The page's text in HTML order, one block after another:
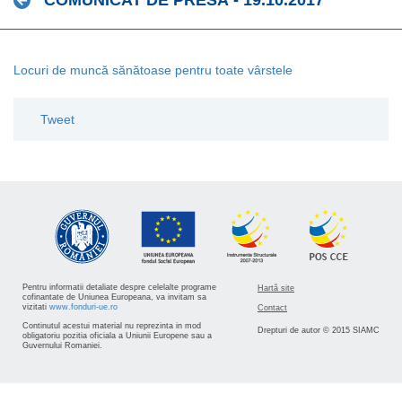
Locuri de muncă sănătoase pentru toate vârstele
Tweet
Pentru informatii detaliate despre celelalte programe
cofinantate de Uniunea Europeana, va invitam sa
vizitati www.fonduri-ue.ro
Continutul acestui material nu reprezinta in mod
obligatoriu pozitia oficiala a Uniunii Europene sau a
Guvernului Romaniei.
Hartă site
Contact
Drepturi de autor © 2015 SIAMC